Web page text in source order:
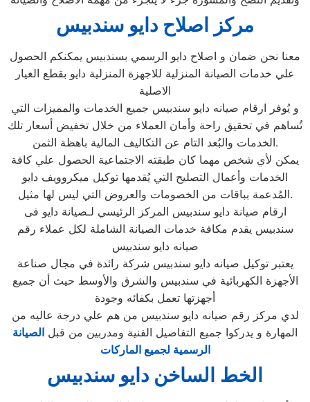
مركز اصلاح دايو سندبيس
معنا نحن ضمان و اصلاح دايو الرسمي بسندبيس يمكنكم الحصول
علي خدمات الصيانة المنزلية للاجهزة المنزلية دايو بقطع الغيار
الاصلية
و يُوفر ارقام صيانه دايو سندبيس جميع الخدمات والمميزات التي
تُساهم في تحقيق راحة وأمان العملاء من خلال تخفيض أسعار تلك
الخدمات والبُعد التام عن التكاليف المالية باهظة الثمن.
يمكن لأي شخص مهما كان طبقته الاجتماعية الحصول علي كافة
الخدمات وأعمال التصليح التي يُقدمها توكيل ميكروويف دايو
المُدعمة بباقات من الخصومات والعروض التي ليس لها مثيل.
ارقام صيانة دايو سندبيس المركز الرئيسي لـصيانة دايو فى
سندبيس يقدم مكافة خدمات الصيانة الشاملة لكل عملاء رقم
صيانه دايو سندبيس
يعتبر توكيل صيانه دايو سندبيس شركة رائدة في مجال صناعة
الأجهزة الكهربائية في سندبيس والشرق والأوسط حيث أن جميع
أجهزتها تعمل بكفائه وجودة
لدي مركز رقم صيانه دايو سندبيس من هم علي درجة عاليه من
المهارة و يدركوا جميع التفاصيل الفنية ومدربين من قبل الصيانة
الرسمية لجميع الماركات
الخط الساخن دايو سندبيس